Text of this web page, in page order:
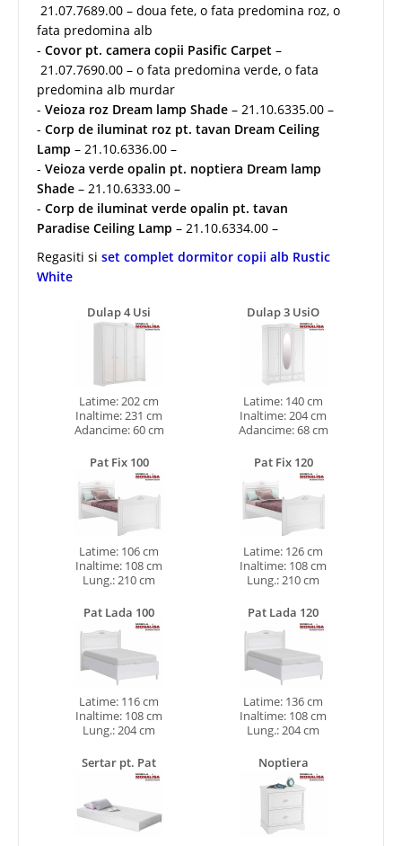
21.07.7689.00 – doua fete, o fata predomina roz, o
fata predomina alb
- Covor pt. camera copii Pasific Carpet –
21.07.7690.00 – o fata predomina verde, o fata
predomina alb murdar
- Veioza roz Dream lamp Shade – 21.10.6335.00 –
- Corp de iluminat roz pt. tavan Dream Ceiling
Lamp – 21.10.6336.00 –
- Veioza verde opalin pt. noptiera Dream lamp
Shade – 21.10.6333.00 –
- Corp de iluminat verde opalin pt. tavan
Paradise Ceiling Lamp – 21.10.6334.00 –
Regasiti si set complet dormitor copii alb Rustic
White
Dulap 4 Usi
Latime: 202 cm
Inaltime: 231 cm
Adancime: 60 cm
Dulap 3 UsiO
Latime: 140 cm
Inaltime: 204 cm
Adancime: 68 cm
Pat Fix 100
Latime: 106 cm
Inaltime: 108 cm
Lung.: 210 cm
Pat Fix 120
Latime: 126 cm
Inaltime: 108 cm
Lung.: 210 cm
Pat Lada 100
Latime: 116 cm
Inaltime: 108 cm
Lung.: 204 cm
Pat Lada 120
Latime: 136 cm
Inaltime: 108 cm
Lung.: 204 cm
Sertar pt. Pat
Noptiera